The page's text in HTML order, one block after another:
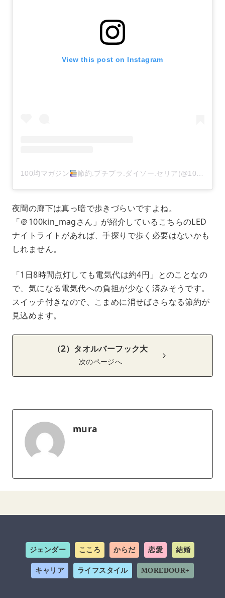
View this post on Instagram
100均マガジン 節約.プチプラ.ダイソー.セリア(@100kin_mag)がシェアした投稿
夜間の廊下は真っ暗で歩きづらいですよね。
「＠100kin_magさん」が紹介しているこちらのLED
ナイトライトがあれば、手探りで歩く必要はないかも
しれません。
「1日8時間点灯しても電気代は約4円」とのことなの
で、気になる電気代への負担が少なく済みそうです。
スイッチ付きなので、こまめに消せばさらなる節約が
見込めます。
（2）タオルバーフック大
次のページへ
mura
ジェンダー こころ からだ 恋愛 結婚
キャリア ライフスタイル MOREDOOR+